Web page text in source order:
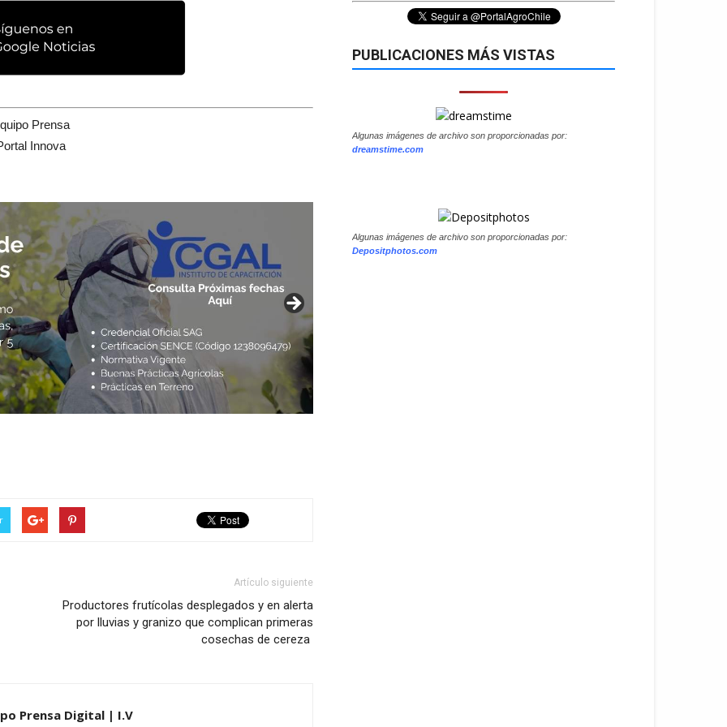
Prensa
Innova
Artículo siguiente
Productores frutícolas desplegados y en alerta
por lluvias y granizo que complican primeras
cosechas de cereza
Prensa Digital | I.V
PUBLICACIONES MÁS VISTAS
Algunas imágenes de archivo son proporcionadas por:
dreamstime.com
Algunas imágenes de archivo son proporcionadas por:
Depositphotos.com